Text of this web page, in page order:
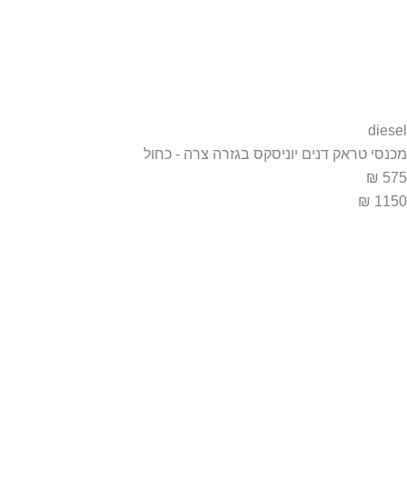
diesel
מכנסי טראק דנים יוניסקס בגזרה צרה - כחול
575 ₪
1150 ₪